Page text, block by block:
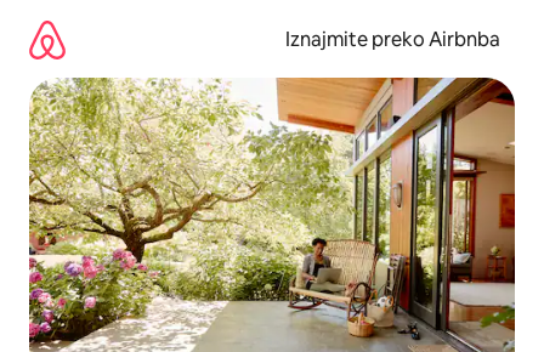
sadržaj
Iznajmite preko Airbnba